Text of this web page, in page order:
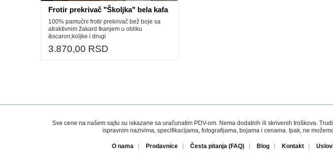
Frotir prekrivač "Školjka" bela kafa
100% pamučni frotir prekrivač bež boje sa
atraktivnim žakard tkanjem u obliku
&scaron;koljke i drugi
3.870,00 RSD
Sve cene na našem sajtu su iskazane sa uračunatim PDV-om. Nema dodatnih ili skrivenih troškova.
ispravnim nazivima, specifikacijama, fotografijama, bojama i cenama. Ipak, ne
O nama Prodavnice Česta pitanja (FAQ) Blog Kontakt